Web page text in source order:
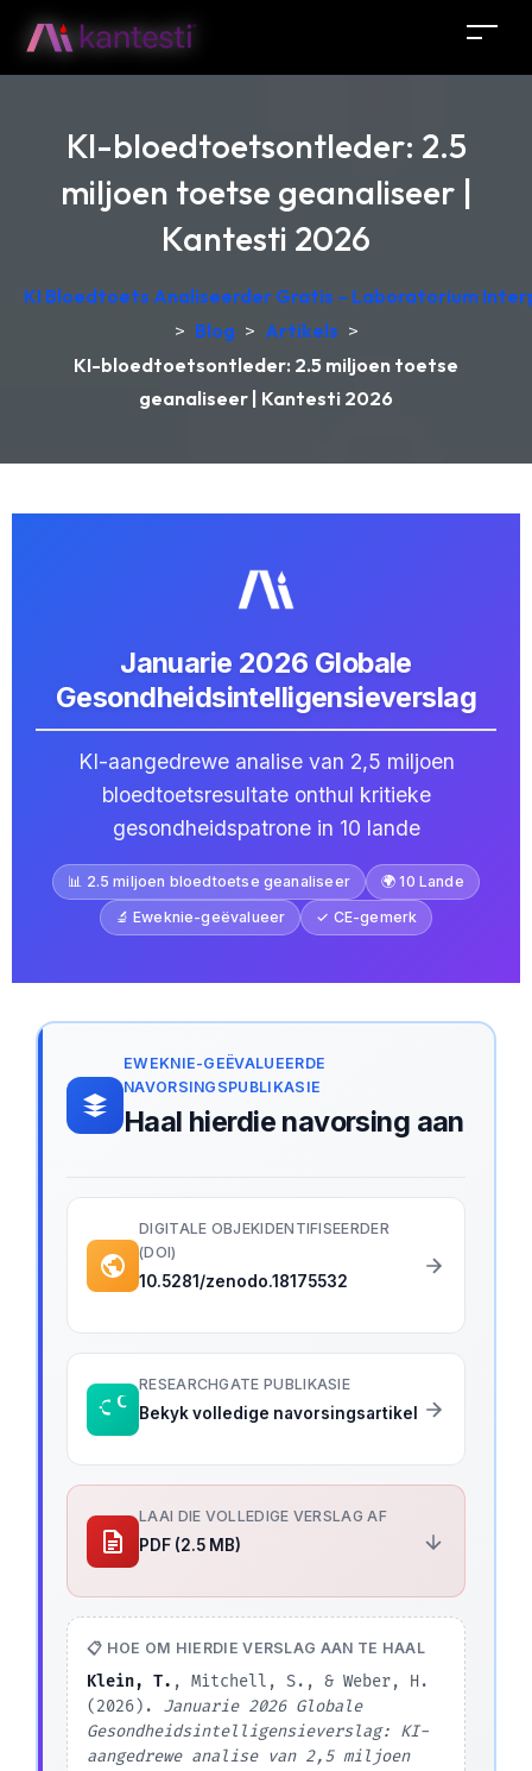
KI-bloedtoetsontleder: 2.5
miljoen toetse geanaliseer |
Kantesti 2026
KI Bloedtoets Analiseerder Gratis – Laboratorium
> Blog > Artikels >
KI-bloedtoetsontleder: 2.5 miljoen toetse
geanaliseer | Kantesti 2026
Januarie 2026 Globale
Gesondheidsintelligensieverslag
KI-aangedrewe analise van 2,5 miljoen
bloedtoetsresultate onthul kritieke
gesondheidspatrone in 10 lande
📊 2.5 miljoen bloedtoetse geanaliseer
🌍 10 Lande
🔬 Eweknie-geëvalueer
✓ CE-gemerk
EWEKNIE-GEËVALUEERDE
NAVORSINGSPUBLIKASIE
Haal hierdie navorsing aan
DIGITALE OBJEKIDENTIFISEERDER
(DOI)
10.5281/zenodo.18175532
RESEARCHGATE PUBLIKASIE
Bekyk volledige navorsingsartikel
LAAI DIE VOLLEDIGE VERSLAG AF
PDF (2.5 MB)
📋 HOE OM HIERDIE VERSLAG AAN TE HAAL
Klein, T. , Mitchell, S., & Weber, H.
(2026). Januarie 2026 Globale
Gesondheidsintelligensieverslag: KI-
aangedrewe analise van 2,5 miljoen